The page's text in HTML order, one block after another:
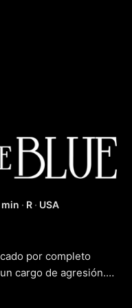
· R · USA
por completo
cargo de agresión.
a la esposa de